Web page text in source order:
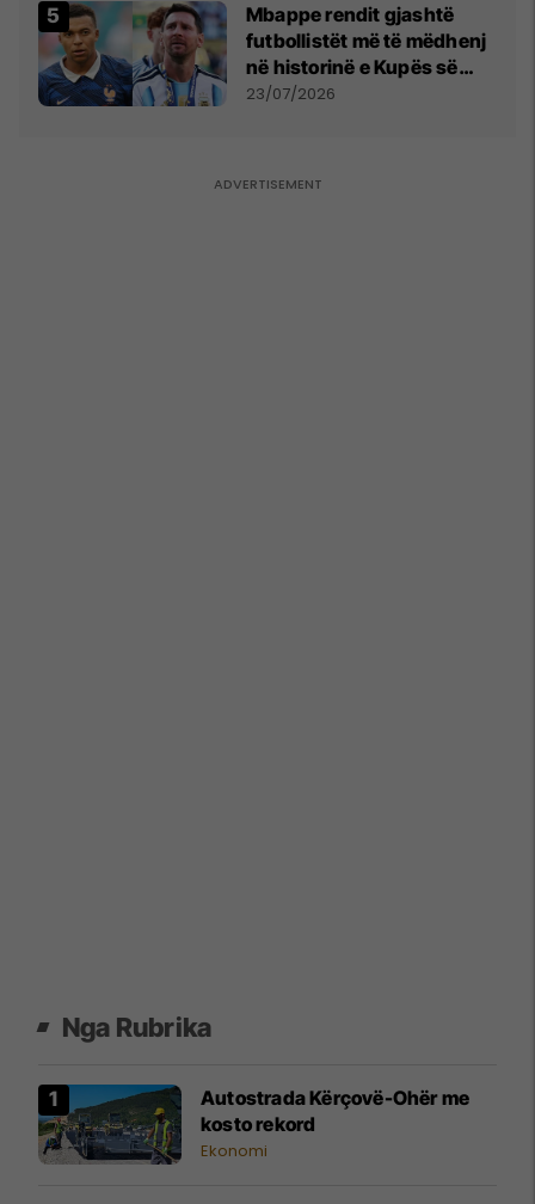
Mbappe rendit gjashtë
futbollistët më të mëdhenj
në historinë e Kupës së
Botës, Messi mbetet i dyti
23/07/2026
Nga Rubrika
Autostrada Kërçovë-Ohër me
kosto rekord
Ekonomi